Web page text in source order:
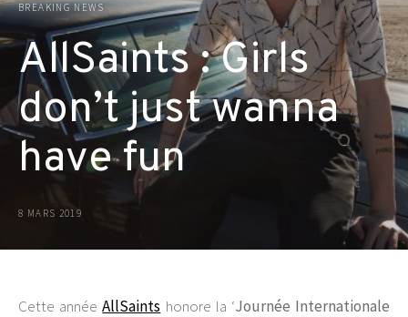
BREAKING NEWS
AllSaints : Girls
don’t just wanna
have fun
8 MARS 2019
Cette annéeAllSaints honore la ‘Journée Internationale